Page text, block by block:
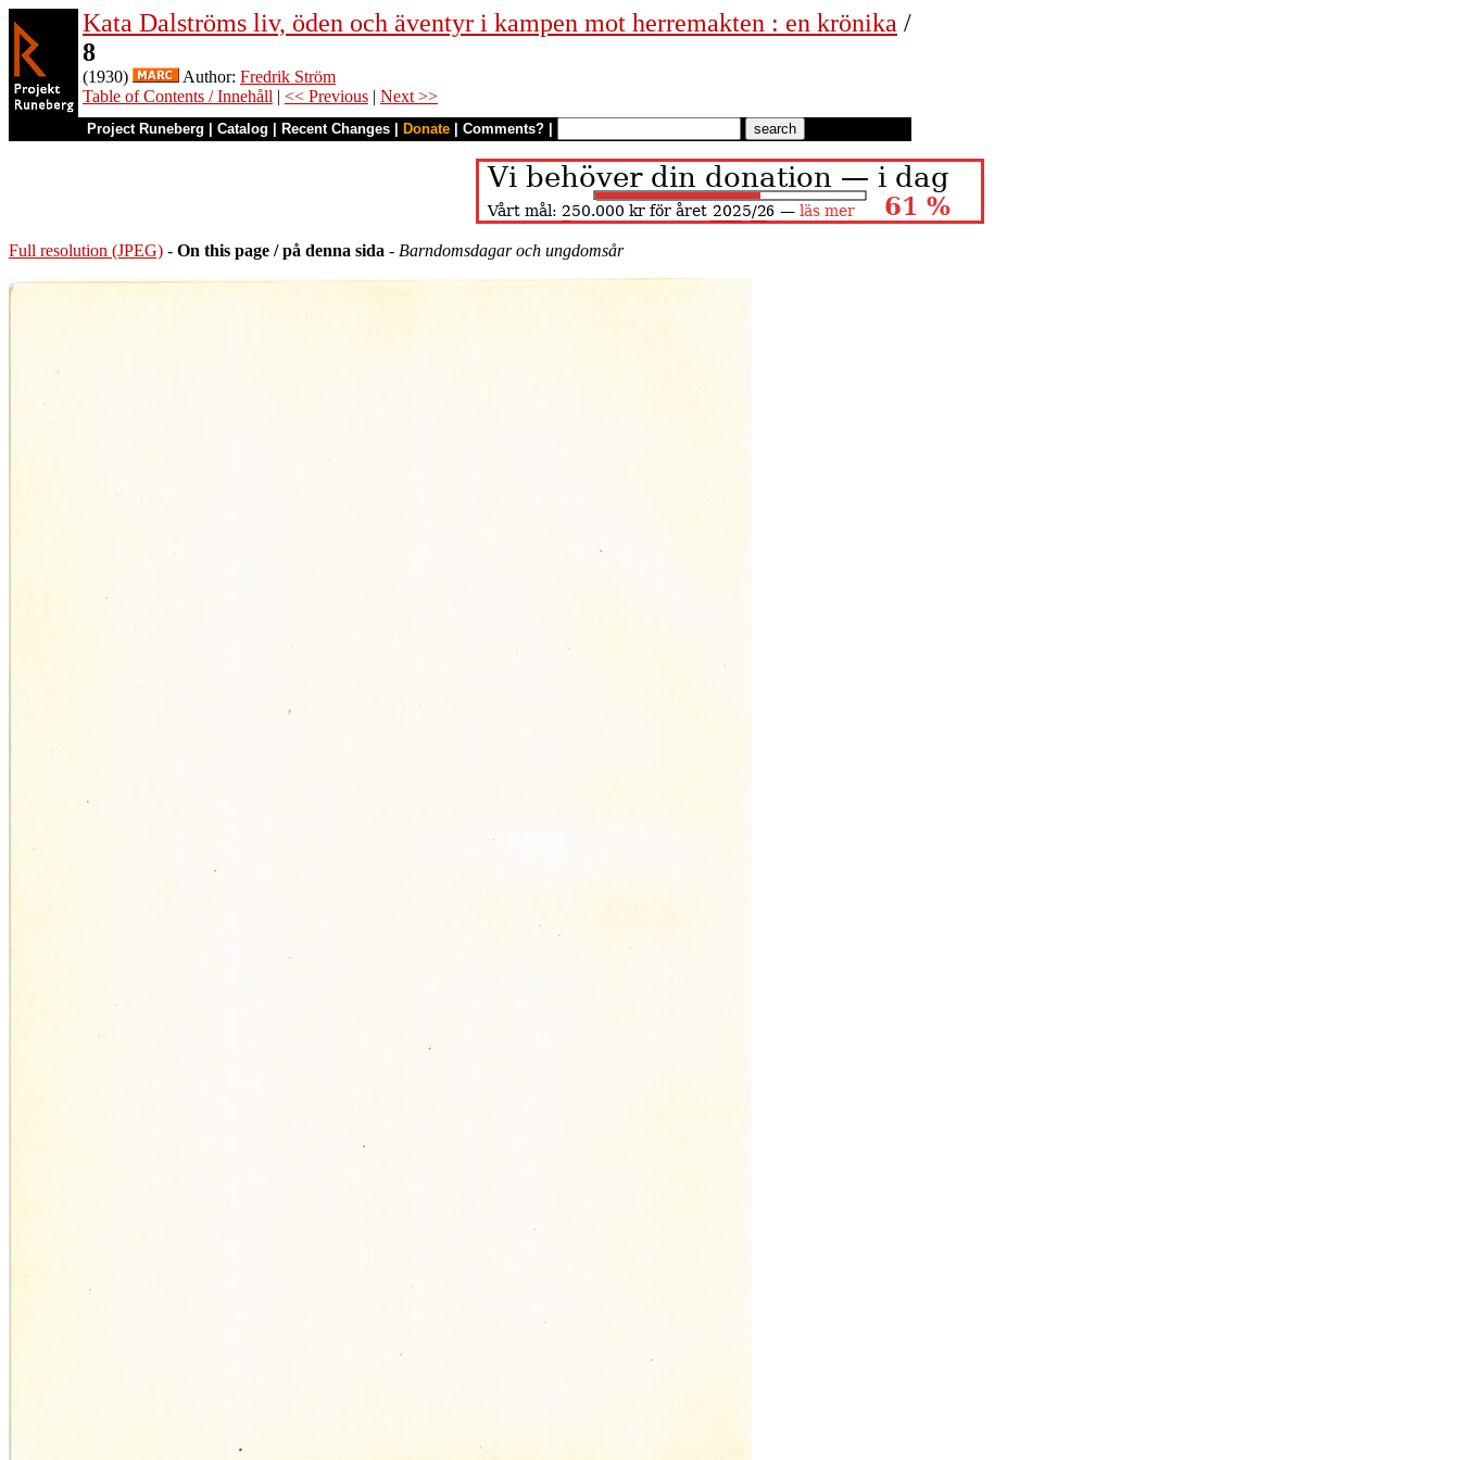
Kata Dalströms liv, öden och äventyr i kampen mot herremakten : en krönika /
8
(1930) Author: Fredrik Ström
Table of Contents / Innehåll | << Previous | Next >>
Project Runeberg Catalog Recent Changes Donate Comments?
Full resolution (JPEG) - On this page / på denna sida - Barndomsdagar och ungdomsår